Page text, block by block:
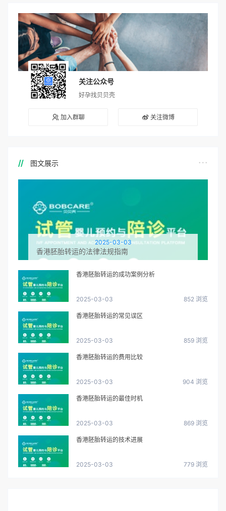
关注公众号
好孕找贝贝壳
加入群聊 关注微博
图文展示
2025-03-03
香港胚胎转运的法律法规指南
香港胚胎转运的成功案例分析
2025-03-03 852 浏览
香港胚胎转运的常见误区
2025-03-03 859 浏览
香港胚胎转运的费用比较
2025-03-03 904 浏览
香港胚胎转运的最佳时机
2025-03-03 869 浏览
香港胚胎转运的技术进展
2025-03-03 779 浏览